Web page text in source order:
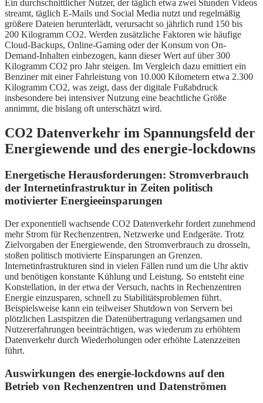
Ein durchschnittlicher Nutzer, der täglich etwa zwei Stunden Videos
streamt, täglich E-Mails und Social Media nutzt und regelmäßig
größere Dateien herunterlädt, verursacht so jährlich rund 150 bis
200 Kilogramm CO2. Werden zusätzliche Faktoren wie häufige
Cloud-Backups, Online-Gaming oder der Konsum von On-
Demand-Inhalten einbezogen, kann dieser Wert auf über 300
Kilogramm CO2 pro Jahr steigen. Im Vergleich dazu emittiert ein
Benziner mit einer Fahrleistung von 10.000 Kilometern etwa 2.300
Kilogramm CO2, was zeigt, dass der digitale Fußabdruck
insbesondere bei intensiver Nutzung eine beachtliche Größe
annimmt, die bislang oft unterschätzt wird.
CO2 Datenverkehr im Spannungsfeld der
Energiewende und des energie-lockdowns
Energetische Herausforderungen: Stromverbrauch
der Internetinfrastruktur in Zeiten politisch
motivierter Energieeinsparungen
Der exponentiell wachsende CO2 Datenverkehr fordert zunehmend
mehr Strom für Rechenzentren, Netzwerke und Endgeräte. Trotz
Zielvorgaben der Energiewende, den Stromverbrauch zu drosseln,
stoßen politisch motivierte Einsparungen an Grenzen.
Internetinfrastrukturen sind in vielen Fällen rund um die Uhr aktiv
und benötigen konstante Kühlung und Leistung. So entsteht eine
Konstellation, in der etwa der Versuch, nachts in Rechenzentren
Energie einzusparen, schnell zu Stabilitätsproblemen führt.
Beispielsweise kann ein teilweiser Shutdown von Servern bei
plötzlichen Lastspitzen die Datenübertragung verlangsamen und
Nutzererfahrungen beeinträchtigen, was wiederum zu erhöhtem
Datenverkehr durch Wiederholungen oder erhöhte Latenzzeiten
führt.
Auswirkungen des energie-lockdowns auf den
Betrieb von Rechenzentren und Datenströmen